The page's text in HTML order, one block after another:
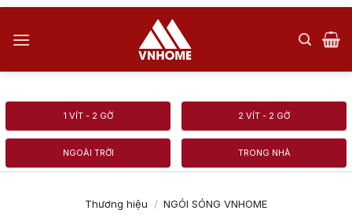
Skip
content
1 VÍT - 2 GỜ 2 VÍT - 2 GỜ
NGOÀI TRỜI TRONG NHÀ
Thương hiệu / NGÓI SÓNG VNHOME